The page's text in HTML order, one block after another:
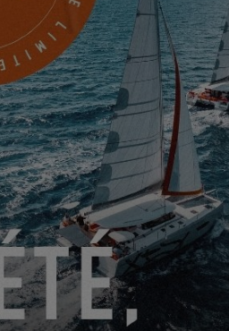
avril 2025
6 jours en mer, l’Excess 13 #1 a
nautiques, avec une moyenne de
moyenne de4,44 nœuds
et Bruno, continue d’affiner les
des conditions de
stable et réactif, offrant un
traversée.
réserve encore de belles
suite au prochain bord !